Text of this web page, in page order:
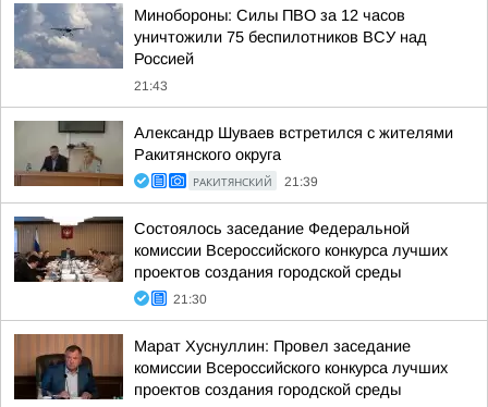
Минобороны: Силы ПВО за 12 часов
уничтожили 75 беспилотников ВСУ над
Россией
21:43
Александр Шуваев встретился с жителями
Ракитянского округа
РАКИТЯНСКИЙ 21:39
Состоялось заседание Федеральной
комиссии Всероссийского конкурса лучших
проектов создания городской среды
21:30
Марат Хуснуллин: Провел заседание
комиссии Всероссийского конкурса лучших
проектов создания городской среды